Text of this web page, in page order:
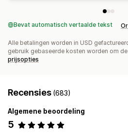
Bevat automatisch vertaalde tekst
Alle betalingen worden in USD
gebruik gebaseerde kosten worden om
prijsopties
Recensies (683)
Algemene beoordeling
5